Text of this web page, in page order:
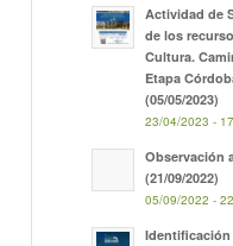
Actividad de
de los
Cultura.
Etapa
(05/05/2023)
23/04/2023 -
Observación
(21/09/2022)
05/09/2022 -